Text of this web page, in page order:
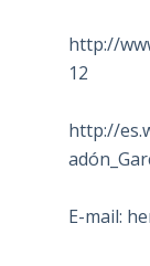
http://
12
http://
E-mail: